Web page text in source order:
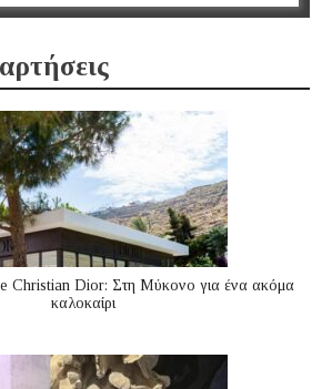
Christian Dior: Στη Μύκονο για ένα ακόμα
καλοκαίρι